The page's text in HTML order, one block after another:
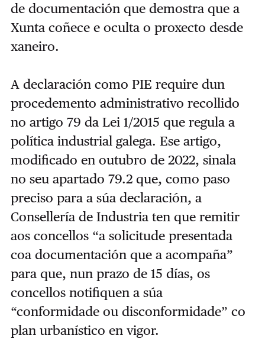
de documentación que demostra que a
Xunta coñece e oculta o proxecto desde
xaneiro.
A declaración como PIE require dun
procedemento administrativo recollido
no artigo 79 da Lei 1/2015 que regula a
política industrial galega. Ese artigo,
modificado en outubro de 2022, sinala
no seu apartado 79.2 que, como paso
preciso para a súa declaración, a
Consellería de Industria ten que remitir
aos concellos “a solicitude presentada
coa documentación que a acompaña”
para que, nun prazo de 15 días, os
concellos notifiquen a súa
“conformidade ou disconformidade” co
plan urbanístico en vigor.